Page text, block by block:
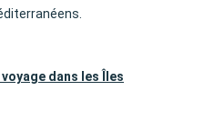
dans les Îles